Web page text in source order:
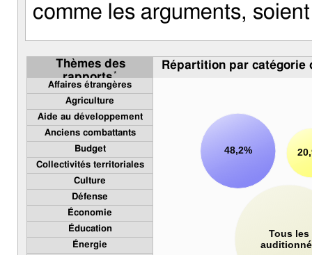
comme les arguments,
Thèmes des
rapports*
Affaires étrangères
Agriculture
Aide au développement
Anciens combattants
Budget
Collectivités territoriales
Culture
Défense
Économie
Éducation
Énergie
Répartition par
Tous les
48,2%